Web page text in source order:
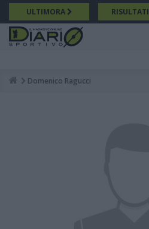
Salta
al
contenuto
principale
ULTIMORA RISULTATI
Breadcrumb
Domenico Ragucci